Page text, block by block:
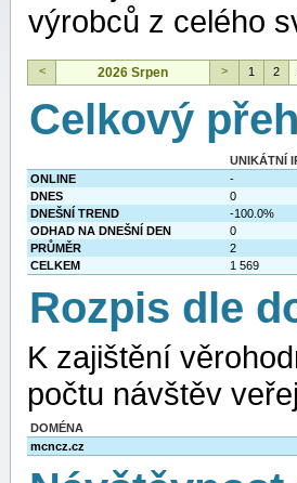
výrobců z celého
< 2026 Srpen > 1 2
Celkový
UNIKÁTNÍ
ONLINE
-
DNES
0
DNEŠNÍ TREND
-100.0%
ODHAD NA DNEŠNÍ DEN
0
PRŮMĚR
2
CELKEM
1 569
Rozpis dle
K zajištění
počtu návštěv
DOMÉNA
mcncz.cz